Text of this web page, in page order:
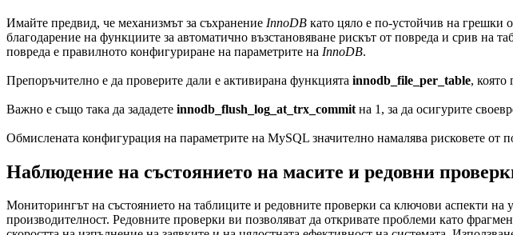
Имайте предвид, че механизмът за съхранение InnoDB като цяло е по-устойчив на грешки
благодарение на функциите за автоматично възстановяване рискът от повреда и срив на
повреда е правилното конфигуриране на параметрите на InnoDB.
Препоръчително е да проверите дали е активирана функцията innodb_file_per_table, която
Важно е също така да зададете innodb_flush_log_at_trx_commit на 1, за да осигурите
Обмислената конфигурация на параметрите на MySQL значително намалява рисковете от
Наблюдение на състоянието на масите и редовни
Мониторингът на състоянието на таблиците и редовните проверки са ключови аспекти
производителност. Редовните проверки ви позволяват да откривате проблеми като